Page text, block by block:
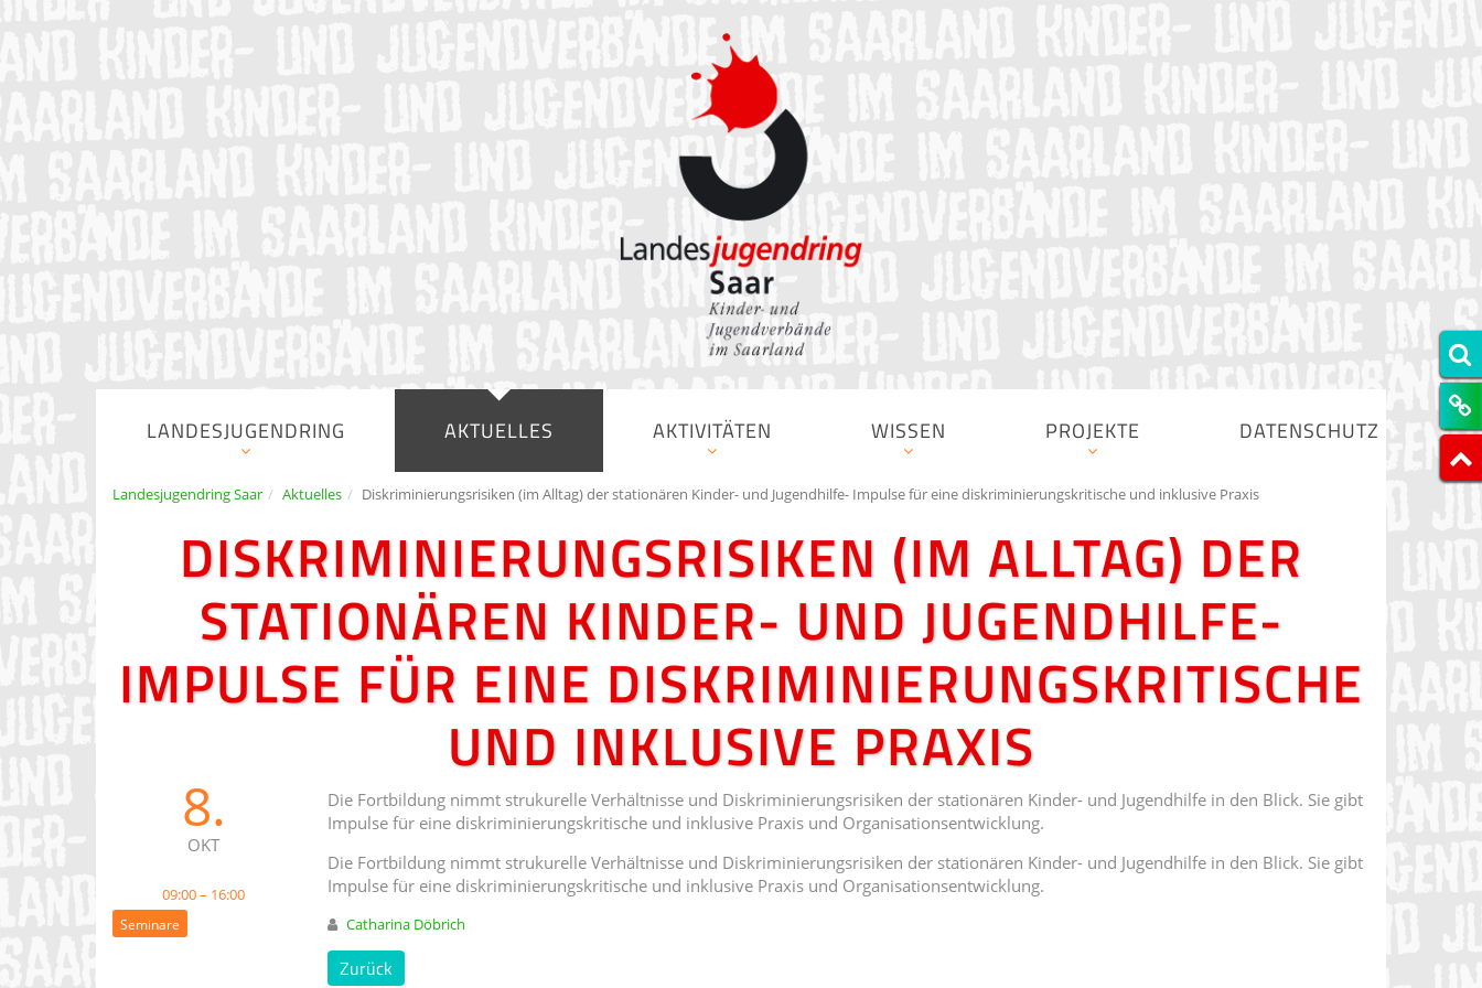
LANDESJUGENDRING AKTUELLES AKTIVITÄTEN WISSEN PROJEKTE DATENSCHUTZ
Landesjugendring Saar Aktuelles Diskriminierungsrisiken (im Alltag) der stationären Kinder- und Jugendhilfe- Impulse für eine diskriminierungskritische und inklusive Praxis
DISKRIMINIERUNGSRISIKEN (IM ALLTAG) DER
STATIONÄREN KINDER- UND JUGENDHILFE-
IMPULSE FÜR EINE DISKRIMINIERUNGSKRITISCHE
UND INKLUSIVE PRAXIS
8.
OKT
09:00 – 16:00
Seminare
Die Fortbildung nimmt strukurelle Verhältnisse und Diskriminierungsrisiken der stationären Kinder- und Jugendhilfe in den Blick. Sie gibt
Impulse für eine diskriminierungskritische und inklusive Praxis und Organisationsentwicklung.
Die Fortbildung nimmt strukurelle Verhältnisse und Diskriminierungsrisiken der stationären Kinder- und Jugendhilfe in den Blick. Sie gibt
Impulse für eine diskriminierungskritische und inklusive Praxis und Organisationsentwicklung.
Catharina Döbrich
Zurück